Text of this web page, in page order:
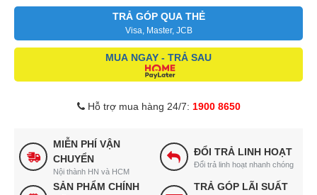
TRẢ GÓP QUA THẺ
Visa, Master, JCB
MUA NGAY - TRẢ SAU
Hỗ trợ mua hàng 24/7: 1900 8650
MIỄN PHÍ VẬN
CHUYỂN
Nội thành HN và HCM
ĐỔI TRẢ LINH HOẠT
Đổi trả linh hoạt nhanh chóng
SẢN PHẨM CHÍNH
TRẢ GÓP LÃI SUẤT